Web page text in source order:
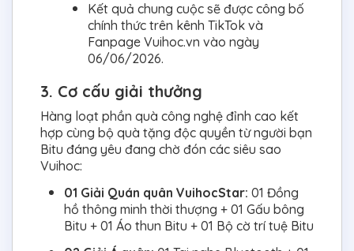
Kết quả chung cuộc sẽ được công bố
chính thức trên kênh TikTok và
Fanpage Vuihoc.vn vào ngày
06/06/2026.
3. Cơ cấu giải thưởng
Hàng loạt phần quà công nghệ đỉnh cao kết
hợp cùng bộ quà tặng độc quyền từ người bạn
Bitu đáng yêu đang chờ đón các siêu sao
Vuihoc:
01 Giải Quán quân VuihocStar: 01 Đồng
hồ thông minh thời thượng + 01 Gấu bông
Bitu + 01 Áo thun Bitu + 01 Bộ cờ trí tuệ Bitu